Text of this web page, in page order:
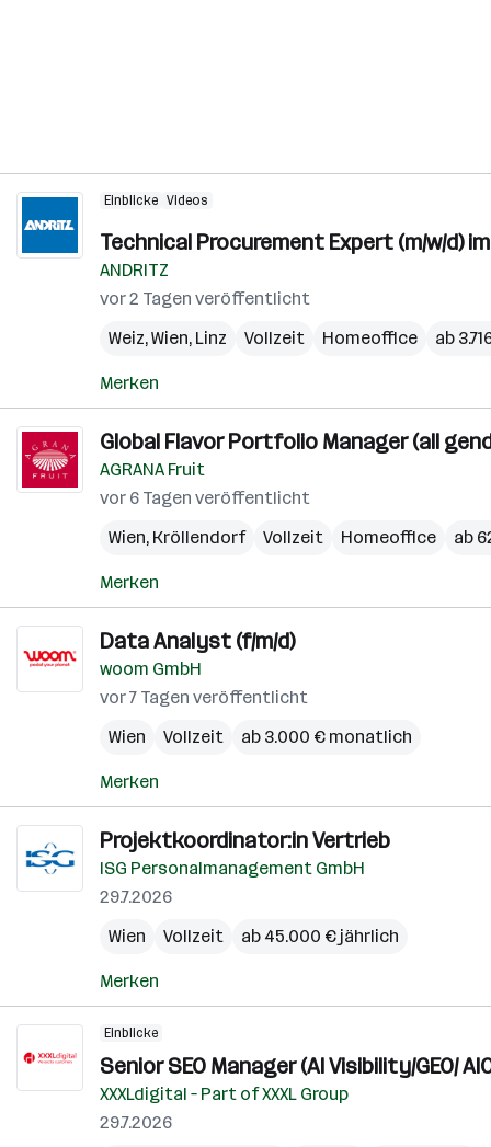
Einblicke Videos
Technical Procurement Expert (m/w/d)
ANDRITZ
vor 2 Tagen veröffentlicht
Weiz,Wien, Linz Vollzeit Homeoffice ab
Merken
Global Flavor Portfolio Manager (all
AGRANA Fruit
vor 6 Tagen veröffentlicht
Wien, Kröllendorf Vollzeit Homeoffice ab
Merken
Data Analyst (f/m/d)
woom GmbH
vor 7 Tagen veröffentlicht
Wien
Vollzeit ab 3.000 € monatlich
Merken
Projektkoordinator:in Vertrieb
ISG Personalmanagement GmbH
29.7.2026
Wien
Vollzeit ab 45.000 € jährlich
Merken
Einblicke
Senior SEO Manager (AI Visibility/GEO/
XXXLdigital – Part of XXXL Group
29.7.2026